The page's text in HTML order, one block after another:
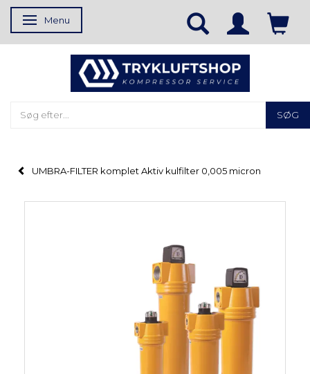
Skifte navigation
Menu
SØG
UMBRA-FILTER komplet Aktiv kulfilter 0,005 micron